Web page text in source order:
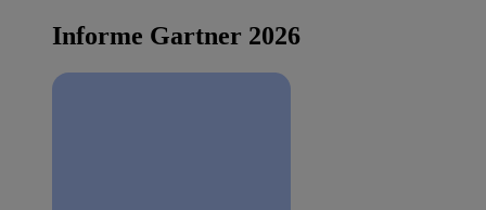
Informe Gartner 2026